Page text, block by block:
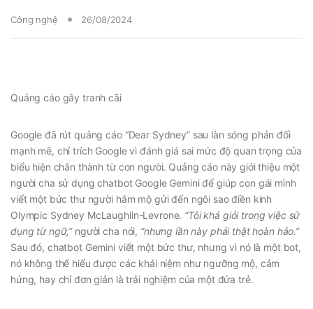
Công nghệ 26/08/2024
Quảng cáo gây tranh cãi
Google đã rút quảng cáo “Dear Sydney” sau làn sóng phản đối
mạnh mẽ, chỉ trích Google vì đánh giá sai mức độ quan trọng của
biểu hiện chân thành từ con người. Quảng cáo này giới thiệu một
người cha sử dụng chatbot Google Gemini để giúp con gái mình
viết một bức thư người hâm mộ gửi đến ngôi sao điền kinh
Olympic Sydney McLaughlin-Levrone. “Tôi khá giỏi trong việc sử
dụng từ ngữ,”người cha nói, “nhưng lần này phải thật hoàn hảo.”
Sau đó, chatbot Gemini viết một bức thư, nhưng vì nó là một bot,
nó không thể hiểu được các khái niệm như ngưỡng mộ, cảm
hứng, hay chỉ đơn giản là trải nghiệm của một đứa trẻ.